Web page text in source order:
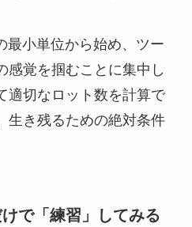
最小単位から始め、ツー
感覚を掴むことに集中し
適切なロット数を計算で
生き残るための絶対条件
で「練習」してみる